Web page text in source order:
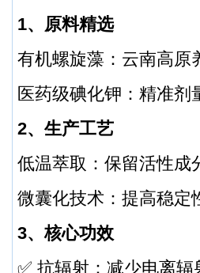
1、原料精选
有机螺旋藻：云南高原
医药级碘化钾：精准剂
2、生产工艺
低温萃取：保留活性成
微囊化技术：提高稳定
3、核心功效
✅ 抗辐射：减少电离